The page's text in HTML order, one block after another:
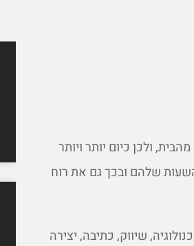
ולכן כיום יותר ויותר
שלהם ובכך גם את רוח
שיווק, כתיבה, יצירה